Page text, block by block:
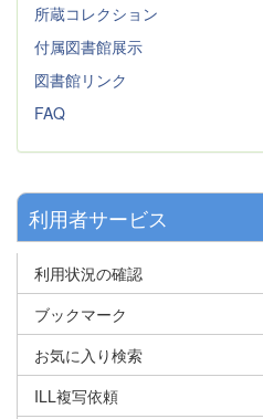
所蔵コレクション
付属図書館展示
図書館リンク
FAQ
利用者サービス
利用状況の確認
ブックマーク
お気に入り検索
ILL複写依頼